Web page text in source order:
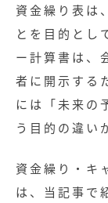
資金繰り表は
とを目的とし
ー計算書は、
者に開示する
には「未来の
う目的の違い
資金繰り・キ
は、当記事で